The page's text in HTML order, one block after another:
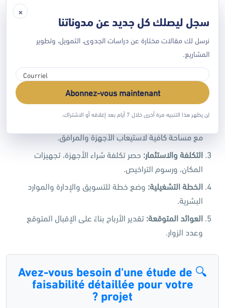
حجم الطلب، وحصر المنافسة القائمة. وهذا ما تقدمه شركات
متخصصة مثلFaisabilité التي تضع خبرتها في خدمة المستثمرين
لضمان نجاح المشروع.
مكونات دراسة جدوى صالة الألعاب
Analyse du marché
:تحديد الشريحة المستهدفة من
العملاء مثل الشباب، العائلات أو الأطفال.
الموقع والمساحة:
اختيار موقع حيوي يسهل الوصول إليه،
مع مساحة كافية لاستيعاب الأجهزة والمرافق.
التكلفة والاستثمار: حصر تكلفة شراء الأجهزة، تجهيزات
المكان، ورسوم التراخيص.
الخطة التشغيلية: وضع خطة للتسويق والإدارة والموارد
البشرية.
العوائد المتوقعة: تقدير الأرباح بناءً على الإقبال المتوقع
وعدد الزوار.
🔍 Avez-vous besoin d'une étude de
faisabilité détaillée pour votre
projet ?
×
سجل ليصلك كل جديد عن مدوناتنا
نرسل لك مقالات مختارة عن دراسات الجدوى، التمويل، وتطوير
المشاريع.
Abonnez-vous maintenant
لن يظهر هذا التنبيه مرة أخرى خلال 7 أيام بعد إغلاقه أو الاشتراك.